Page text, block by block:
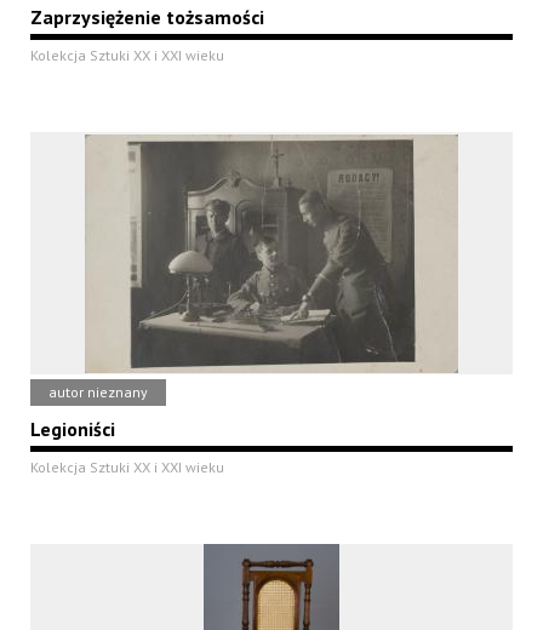
Zaprzysiężenie tożsamości
Kolekcja Sztuki XX i XXI wieku
autor nieznany
Legioniści
Kolekcja Sztuki XX i XXI wieku